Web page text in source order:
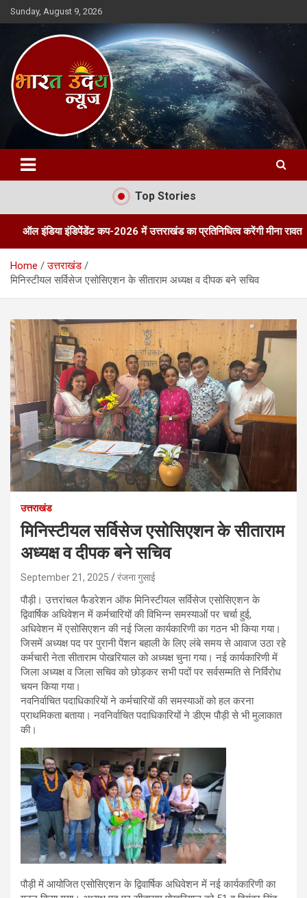
Skip
to
Sunday, August 9, 2026
Bharat Uday News
Top Stories
इंडिपेंडेंट कप-2026 में उत्तराखंड का प्रतिनिधित्व करेंगी मीना रावत तीन
Home
उत्तराखंड
मिनिस्टीयल सर्विसेज एसोसिएशन के सीताराम अध्यक्ष व दीपक बने सचिव
उत्तराखंड
मिनिस्टीयल सर्विसेज एसोसिएशन के सीताराम
अध्यक्ष व दीपक बने सचिव
September 21, 2025 रंजना गुसाई
पौड़ी। उत्तरांचल फैडरेशन ऑफ मिनिस्टीयल सर्विसेज एसोसिएशन के
द्विवार्षिक अधिवेशन में कर्मचारियों की विभिन्न समस्याओं पर चर्चा हुई,
अधिवेशन में एसोसिएशन की नई जिला कार्यकारिणी का गठन भी किया गया।
जिसमें अध्यक्ष पद पर पुरानी पेंशन बहाली के लिए लंबे समय से आवाज उठा रहे
कर्मचारी नेता सीताराम पोखरियाल को अध्यक्ष चुना गया। नई कार्यकारिणी में
जिला अध्यक्ष व जिला सचिव को छोड़कर सभी पदों पर सर्वसम्मति से निर्विरोध
चयन किया गया।
नवनिर्वाचित पदाधिकारियों ने कर्मचारियों की समस्याओं को हल करना
प्राथमिकता बताया। नवनिर्वाचित पदाधिकारियों ने डीएम पौड़ी से भी मुलाकात
की।
पौड़ी में आयोजित एसोसिएशन के द्विवार्षिक अधिवेशन में नई कार्यकारिणी का